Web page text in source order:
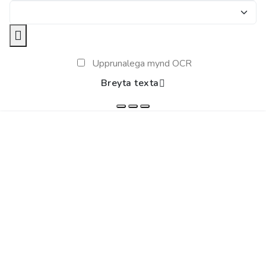
Upprunalega mynd OCR
Breyta texta